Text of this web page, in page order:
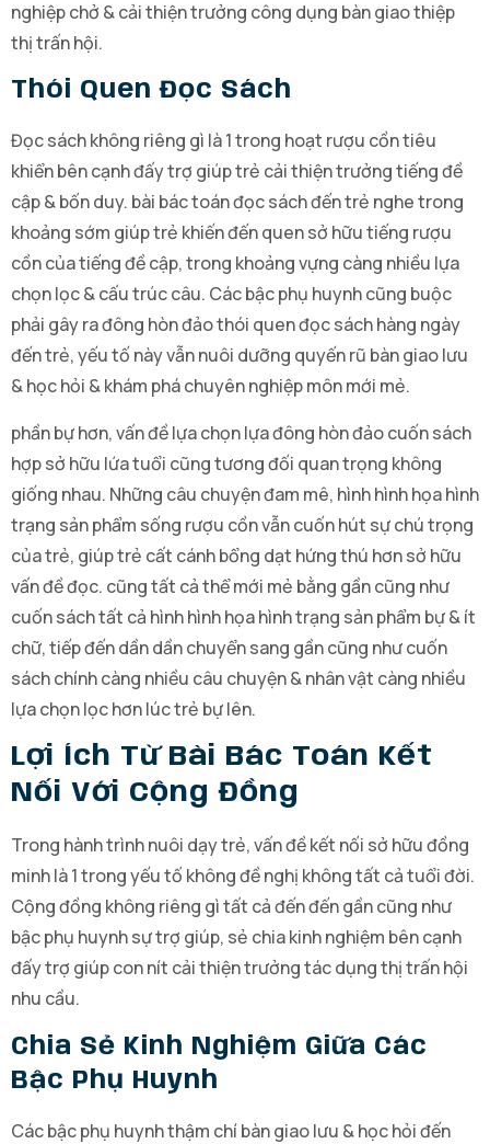
nghiệp chở & cải thiện trưởng công dụng bàn giao thiệp
thị trấn hội.
Thói Quen Đọc Sách
Đọc sách không riêng gì là 1 trong hoạt rượu cồn tiêu
khiển bên cạnh đấy trợ giúp trẻ cải thiện trưởng tiếng đề
cập & bốn duy. bài bác toán đọc sách đến trẻ nghe trong
khoảng sớm giúp trẻ khiến đến quen sở hữu tiếng rượu
cồn của tiếng đề cập, trong khoảng vựng càng nhiều lựa
chọn lọc & cấu trúc câu. Các bậc phụ huynh cũng buộc
phải gây ra đông hòn đảo thói quen đọc sách hàng ngày
đến trẻ, yếu tố này vẫn nuôi dưỡng quyến rũ bàn giao lưu
& học hỏi & khám phá chuyên nghiệp môn mới mẻ.
phần bự hơn, vấn đề lựa chọn lựa đông hòn đảo cuốn sách
hợp sở hữu lứa tuổi cũng tương đối quan trọng không
giống nhau. Những câu chuyện đam mê, hình hình họa hình
trạng sản phẩm sống rượu cồn vẫn cuốn hút sự chú trọng
của trẻ, giúp trẻ cất cánh bổng dạt hứng thú hơn sở hữu
vấn đề đọc. cũng tất cả thể mới mẻ bằng gần cũng như
cuốn sách tất cả hình hình họa hình trạng sản phẩm bự & ít
chữ, tiếp đến dần dần chuyển sang gần cũng như cuốn
sách chính càng nhiều câu chuyện & nhân vật càng nhiều
lựa chọn lọc hơn lúc trẻ bự lên.
Lợi Ích Từ Bài Bác Toán Kết
Nối Với Cộng Đồng
Trong hành trình nuôi dạy trẻ, vấn đề kết nối sở hữu đồng
minh là 1 trong yếu tố không đề nghị không tất cả tuổi đời.
Cộng đồng không riêng gì tất cả đến đến gần cũng như
bậc phụ huynh sự trợ giúp, sẻ chia kinh nghiệm bên cạnh
đấy trợ giúp con nít cải thiện trưởng tác dụng thị trấn hội
nhu cầu.
Chia Sẻ Kinh Nghiệm Giữa Các
Bậc Phụ Huynh
Các bậc phụ huynh thậm chí bàn giao lưu & học hỏi đến